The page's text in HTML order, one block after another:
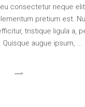
consectetur neque
pretium est.
tristique ligula a,
Quisque augue ipsum,